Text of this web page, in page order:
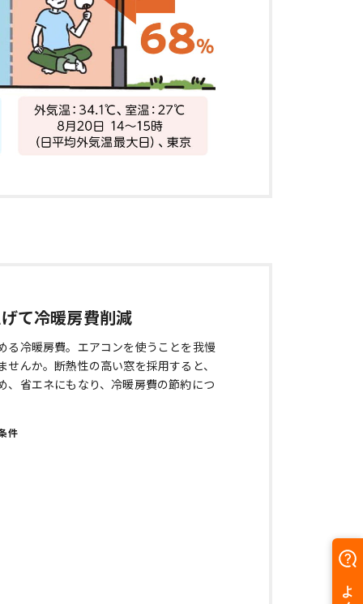
て冷暖房費削減
る冷暖房費。エアコンを使うことを我慢
んか。断熱性の高い窓を採用すると、
、省エネにもなり、冷暖房費の節約につ
件